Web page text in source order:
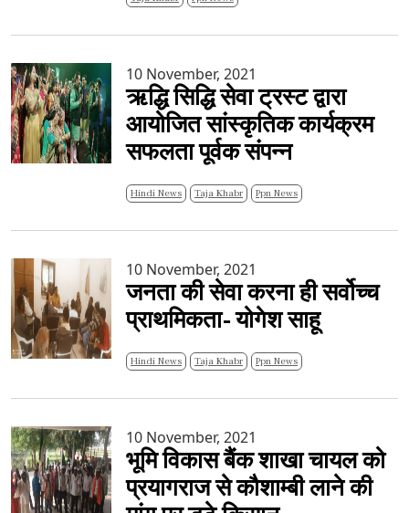
10 November, 2021
ऋद्धि सिद्धि सेवा ट्रस्ट द्वारा
आयोजित सांस्कृतिक कार्यक्रम
सफलता पूर्वक संपन्न
Hindi News Taja Khabr Ppn News
10 November, 2021
जनता की सेवा करना ही सर्वोच्च
प्राथमिकता- योगेश साहू
Hindi News Taja Khabr Ppn News
10 November, 2021
भूमि विकास बैंक शाखा चायल को
प्रयागराज से कौशाम्बी लाने की